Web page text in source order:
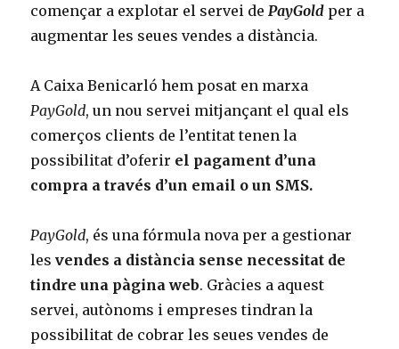
començar a explotar el servei de PayGold per a
augmentar les seues vendes a distància.
A Caixa Benicarló hem posat en marxa
PayGold, un nou servei mitjançant el qual els
comerços clients de l’entitat tenen la
possibilitat d’oferir el pagament d’una
compra a través d’un email o un SMS.
PayGold, és una fórmula nova per a gestionar
lesvendes a distància sense necessitat de
tindre una pàgina web. Gràcies a aquest
servei, autònoms i empreses tindran la
possibilitat de cobrar les seues vendes de